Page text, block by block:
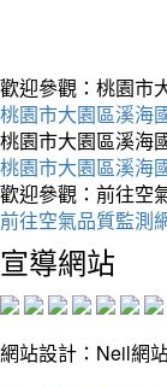
歡迎參觀：桃園市
桃園市大園區溪海
桃園市大園區溪海
桃園市大園區溪海
歡迎參觀：前往空
前往空氣品質監測
宣導網站
網站設計：Neil網